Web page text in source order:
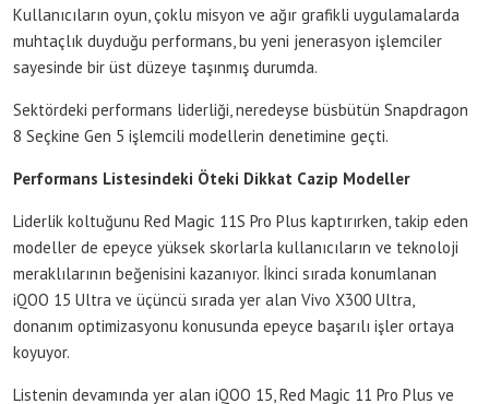
Kullanıcıların oyun, çoklu misyon ve ağır grafikli uygulamalarda
muhtaçlık duyduğu performans, bu yeni jenerasyon işlemciler
sayesinde bir üst düzeye taşınmış durumda.
Sektördeki performans liderliği, neredeyse büsbütün Snapdragon
8 Seçkine Gen 5 işlemcili modellerin denetimine geçti.
Performans Listesindeki Öteki Dikkat Cazip Modeller
Liderlik koltuğunu Red Magic 11S Pro Plus kaptırırken, takip eden
modeller de epeyce yüksek skorlarla kullanıcıların ve teknoloji
meraklılarının beğenisini kazanıyor. İkinci sırada konumlanan
iQOO 15 Ultra ve üçüncü sırada yer alan Vivo X300 Ultra,
donanım optimizasyonu konusunda epeyce başarılı işler ortaya
koyuyor.
Listenin devamında yer alan iQOO 15, Red Magic 11 Pro Plus ve